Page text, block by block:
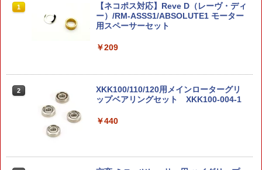
1
タミヤ ミニ四駆グレードアップパーツ N
o．456 ARシャーシ セッティングギヤセ
ット GP456ARシヤ-シセツテイングギヤ
ギヤセツト]
5mm) T15550HGカ-ボンブレ-キステ- [T
1
7月発売 3箱/6箱/BOX(12箱) BANDAI SP
IRITS プラコロ たんけんボックス 01 ポ
ケモン
￥2,170
2
ダンダダン VIBRATION STARS ジジ(変
身) フィギュア
￥2,500
1
GUA-GAS-08■GUARDER インジェクシ
ョンバルブ Oリング 10Pcs◆注入バルブ
インジェクション インレット インテー
東京マルイ BBローダー エアガン サバゲ
1
【ネコポス対応】Reve D（レーヴ・ディ
ー）/RM-ASSS1/ABSOLUTE1 モーター
用スペーサーセット
￥209
2
XKK100/110/120用メインローターグリ
ップベアリングセット XKK100-004-1
￥440